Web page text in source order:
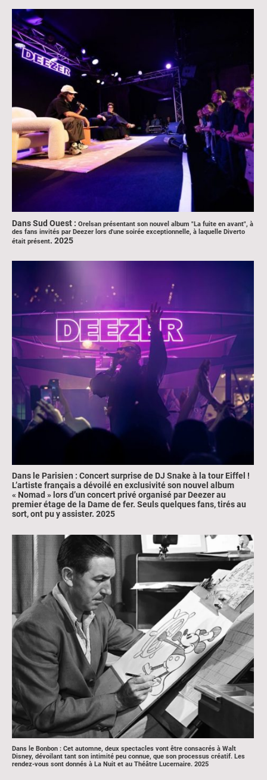
Dans Sud Ouest : Orelsan présentant son nouvel album "La fuite en avant", à
des fans invités par Deezer lors d'une soirée exceptionnelle, à laquelle Diverto
était présent. 2025
Dans le Parisien : Concert surprise de DJ Snake à la tour Eiffel !
L’artiste français a dévoilé en exclusivité son nouvel album
« Nomad » lors d’un concert privé organisé par Deezer au
premier étage de la Dame de fer. Seuls quelques fans, tirés au
sort, ont pu y assister. 2025
Dans le Bonbon : Cet automne, deux spectacles vont être consacrés à Walt
Disney, dévoilant tant son intimité peu connue, que son processus créatif. Les
rendez-vous sont donnés à La Nuit et au Théâtre Lucernaire. 2025